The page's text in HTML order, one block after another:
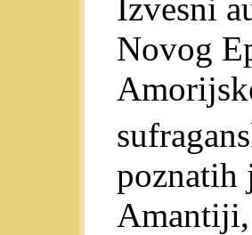
Izvesni
Novog
poznatih